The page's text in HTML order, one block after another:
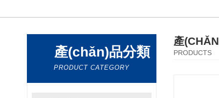
產(chǎn)品分類
PRODUCT CATEGORY
產
PRODUCTS